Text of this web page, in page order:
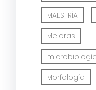
MAESTRÍA
Mejoras
Morfología